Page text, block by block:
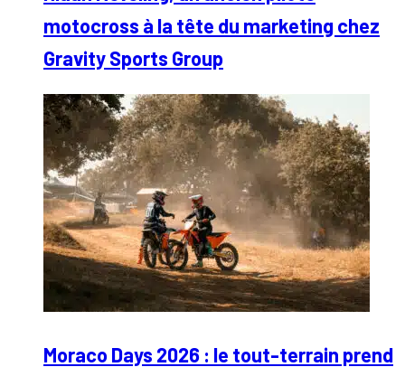
motocross à la tête du marketing chez
Gravity Sports Group
Moraco Days 2026 : le tout-terrain prend